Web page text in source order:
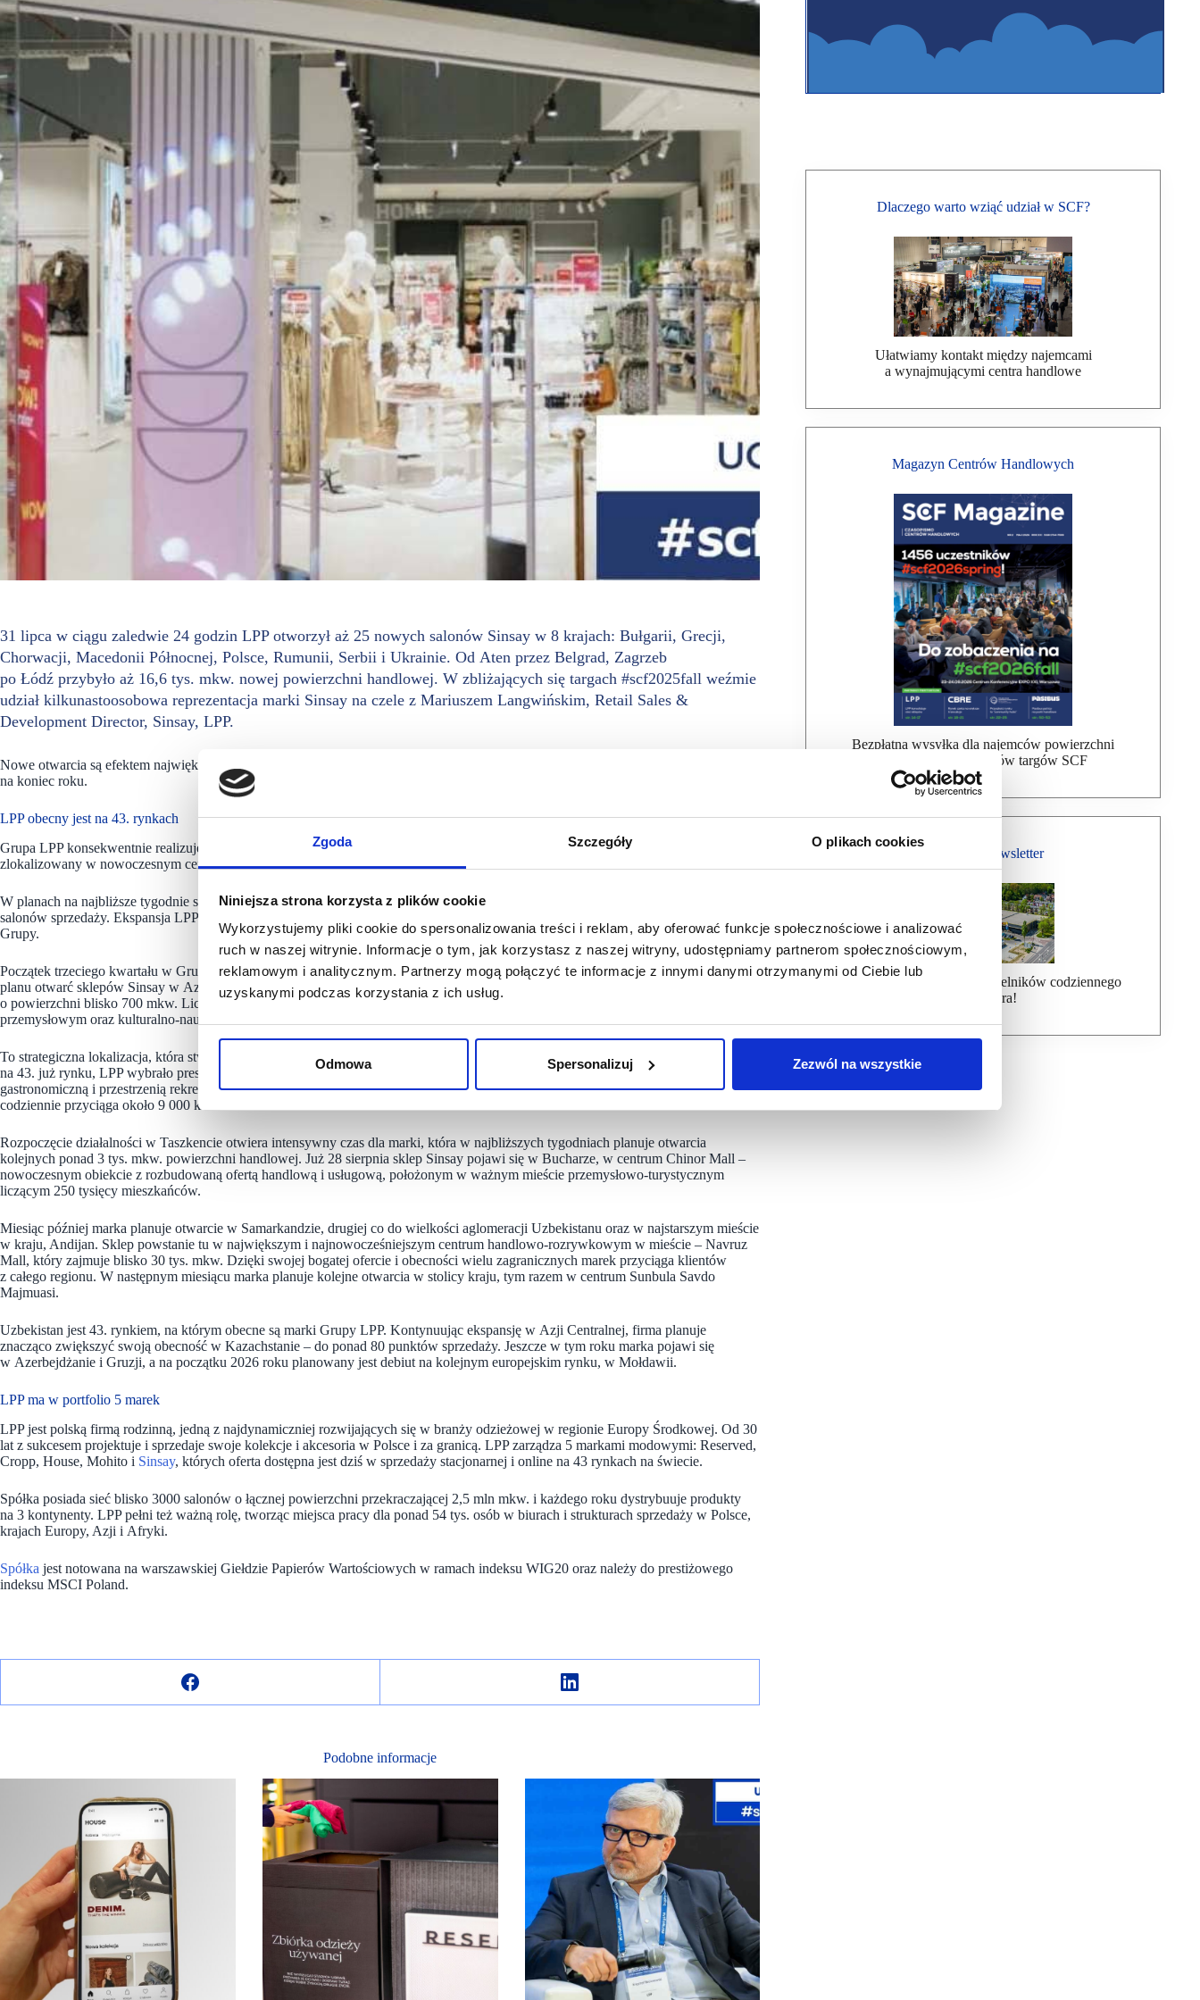
Zgoda Szczegóły O plikach cookies
Niniejsza strona korzysta z plików cookie
Wykorzystujemy pliki cookie do spersonalizowania treści i reklam, aby oferować funkcje społecznościowe i analizować
ruch w naszej witrynie. Informacje o tym, jak korzystasz z naszej witryny, udostępniamy partnerom społecznościowym,
reklamowym i analitycznym. Partnerzy mogą połączyć te informacje z innymi danymi otrzymanymi od Ciebie lub
uzyskanymi podczas korzystania z ich usług.
Odmowa Spersonalizuj Zezwól na wszystkie
31 lipca w ciągu zaledwie 24 godzin LPP otworzył aż 25 nowych salonów Sinsay w 8 krajach: Bułgarii, Grecji,
Chorwacji, Macedonii Północnej, Polsce, Rumunii, Serbii i Ukrainie. Od Aten przez Belgrad, Zagrzeb
po Łódź przybyło aż 16,6 tys. mkw. nowej powierzchni handlowej. W zbliżających się targach #scf2025fall weźmie
udział kilkunastoosobowa reprezentacja marki Sinsay na czele z Mariuszem Langwińskim, Retail Sales &
Development Director, Sinsay, LPP.
Nowe otwarcia są efektem największej w historii LPP strategii rozwojowej na najbliższe 3 lata. Kumulacja otwarć planowana jest
na koniec roku.
LPP obecny jest na 43. rynkach
Grupa LPP konsekwentnie realizuje strategię rozwoju marki Sinsay. 1 sierpnia otwarto pierwszy sklep Sinsay w Uzbekistanie,
zlokalizowany w nowoczesnym centrum handlowym Yunusabad Gallery w stolicy kraju, Taszkencie.
W planach na najbliższe tygodnie są już kolejne otwarcia, a do końca roku marka zamierza uruchomić na tym rynku ponad 20
salonów sprzedaży. Ekspansja LPP w regionie Azji Centralnej wpisuje się w założenia największego jak dotąd planu rozwojowego
Grupy.
Początek trzeciego kwartału w Grupie LPP zapowiada się intensywnie. Spółka rozpoczęła właśnie realizację przyjętego na ten okres
planu otwarć sklepów Sinsay w Azji Centralnej, uruchamiając z początkiem sierpnia pierwszy salon marki w Taszkencie
o powierzchni blisko 700 mkw. Licząca ponad trzy miliony mieszkańców stolica Uzbekistanu, będąca głównym ośrodkiem
przemysłowym oraz kulturalno-naukowym regionu, stanowi idealny punkt wyjścia do dalszej ekspansji marki.
To strategiczna lokalizacja, która stwarza solidne fundamenty dla dalszego rozwoju Sinsay w regionie. Na miejsce debiutu marki
na 43. już rynku, LPP wybrało prestiżową galerię Yunusabad Gallery. Ten sześciokondygnacyjny obiekt, z rozbudowaną strefą
gastronomiczną i przestrzenią rekreacyjną dla dzieci oraz 600 miejscami parkingowymi i nowoczesną infrastrukturą użytkową
codziennie przyciąga około 9 000 klientów.
Rozpoczęcie działalności w Taszkencie otwiera intensywny czas dla marki, która w najbliższych tygodniach planuje otwarcia
kolejnych ponad 3 tys. mkw. powierzchni handlowej. Już 28 sierpnia sklep Sinsay pojawi się w Bucharze, w centrum Chinor Mall –
nowoczesnym obiekcie z rozbudowaną ofertą handlową i usługową, położonym w ważnym mieście przemysłowo-turystycznym
liczącym 250 tysięcy mieszkańców.
Miesiąc później marka planuje otwarcie w Samarkandzie, drugiej co do wielkości aglomeracji Uzbekistanu oraz w najstarszym mieście
w kraju, Andijan. Sklep powstanie tu w największym i najnowocześniejszym centrum handlowo-rozrywkowym w mieście – Navruz
Mall, który zajmuje blisko 30 tys. mkw. Dzięki swojej bogatej ofercie i obecności wielu zagranicznych marek przyciąga klientów
z całego regionu. W następnym miesiącu marka planuje kolejne otwarcia w stolicy kraju, tym razem w centrum Sunbula Savdo
Majmuasi.
Uzbekistan jest 43. rynkiem, na którym obecne są marki Grupy LPP. Kontynuując ekspansję w Azji Centralnej, firma planuje
znacząco zwiększyć swoją obecność w Kazachstanie – do ponad 80 punktów sprzedaży. Jeszcze w tym roku marka pojawi się
w Azerbejdżanie i Gruzji, a na początku 2026 roku planowany jest debiut na kolejnym europejskim rynku, w Mołdawii.
LPP ma w portfolio 5 marek
LPP jest polską firmą rodzinną, jedną z najdynamiczniej rozwijających się w branży odzieżowej w regionie Europy Środkowej. Od 30
lat z sukcesem projektuje i sprzedaje swoje kolekcje i akcesoria w Polsce i za granicą. LPP zarządza 5 markami modowymi: Reserved,
Cropp, House, Mohito i Sinsay, których oferta dostępna jest dziś w sprzedaży stacjonarnej i online na 43 rynkach na świecie.
Spółka posiada sieć blisko 3000 salonów o łącznej powierzchni przekraczającej 2,5 mln mkw. i każdego roku dystrybuuje produkty
na 3 kontynenty. LPP pełni też ważną rolę, tworząc miejsca pracy dla ponad 54 tys. osób w biurach i strukturach sprzedaży w Polsce,
krajach Europy, Azji i Afryki.
Spółka jest notowana na warszawskiej Giełdzie Papierów Wartościowych w ramach indeksu WIG20 oraz należy do prestiżowego
indeksu MSCI Poland.
Podobne informacje
Dlaczego warto wziąć udział w SCF?
Ułatwiamy kontakt między najemcami
a wynajmującymi centra handlowe
Magazyn Centrów Handlowych
Bezpłatna wysyłka dla najemców powierzchni
handlowej, uczestników targów SCF
Bezpłatny Newsletter
Dołącz do ponad 7000 czytelników codziennego
newslettera!